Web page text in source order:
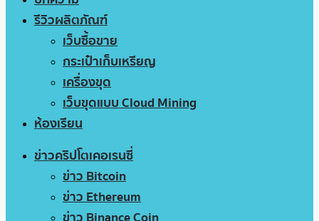
รีวิวผลิตภัณฑ์
เว็บซื้อขาย
กระเป๋าเก็บเหรียญ
เครื่องขุด
เว็บขุดแบบ Cloud Mining
ห้องเรียน
ข่าวคริปโตเคอเรนซี่
ข่าว Bitcoin
ข่าว Ethereum